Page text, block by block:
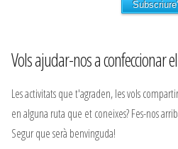
Vols ajudar-nos a confeccionar
Les activitats que t'agraden, les vols
en alguna ruta que et coneixes? Fes-nos
Segur que serà benvinguda!